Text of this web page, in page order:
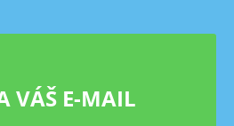
VÁŠ E-MAIL